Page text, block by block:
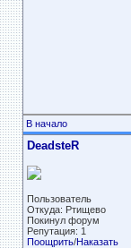
В начало
DeadsteR
Пользователь
Откуда: Ртищево
Покинул форум
Репутация: 1
Поощрить/Наказать